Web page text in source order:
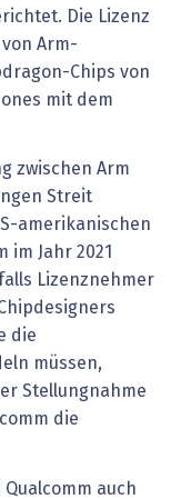
Die Lizenz
Arm-
Chips von
mit dem
zwischen Arm
Streit
amerikanischen
Jahr 2021
Lizenznehmer
die
müssen,
Stellungnahme
die
auch